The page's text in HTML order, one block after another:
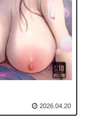
2026.04.20